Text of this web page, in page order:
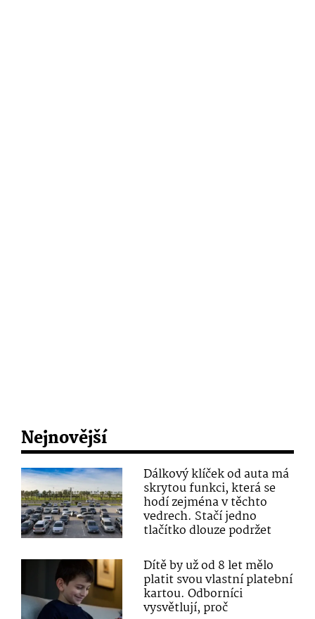
Nejnovější
Dálkový klíček od auta má
skrytou funkci, která se
hodí zejména v těchto
vedrech. Stačí jedno
tlačítko dlouze podržet
Dítě by už od 8 let mělo
platit svou vlastní platební
kartou. Odborníci
vysvětlují, proč